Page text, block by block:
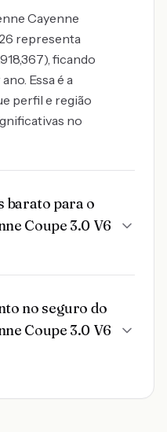
Cayenne
representa
ficando
Essa é a
perfil e região
no
barato para o
Coupe 3.0 V6
no seguro do
Coupe 3.0 V6